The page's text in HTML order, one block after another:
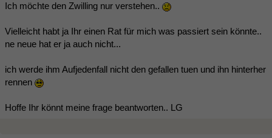
Ich möchte den Zwilling nur verstehen..
Vielleicht habt ja Ihr einen Rat für mich was passiert sein könnte..
ne neue hat er ja auch nicht...
ich werde ihm Aufjedenfall nicht den gefallen tuen und ihn hinterher
rennen
Hoffe Ihr könnt meine frage beantworten.. LG